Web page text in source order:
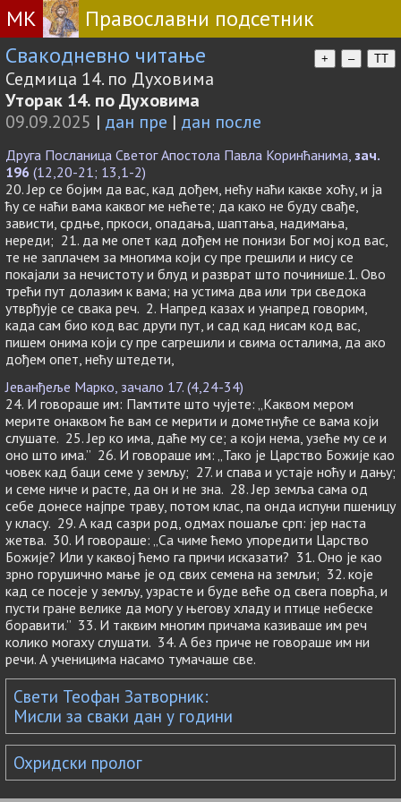
МК
Православни подсетник
Свакодневно читање
+ – TT
Седмица 14. по Духовима
Уторак 14. по Духовима
09.09.2025 | дан пре | дан после
Друга Посланица Светог Апостола Павла Коринћанима, зач.
196 (12,20-21; 13,1-2)
20. Јер се бојим да вас, кад дођем, нећу наћи какве хоћу, и ја
ћу се наћи вама каквог ме нећете; да како не буду свађе,
зависти, срдње, пркоси, опадања, шаптања, надимања,
нереди; 21. да ме опет кад дођем не понизи Бог мој код вас,
те не заплачем за многима који су пре грешили и нису се
покајали за нечистоту и блуд и разврат што починише.1. Ово
трећи пут долазим к вама; на устима два или три сведока
утврђује се свака реч. 2. Напред казах и унапред говорим,
када сам био код вас други пут, и сад кад нисам код вас,
пишем онима који су пре сагрешили и свима осталима, да ако
дођем опет, нећу штедети,
Јеванђеље Марко, зачало 17. (4,24-34)
24. И говораше им: Памтите што чујете: „Каквом мером
мерите онаквом ће вам се мерити и дометнуће се вама који
слушате. 25. Јер ко има, даће му се; а који нема, узеће му се и
оно што има.” 26. И говораше им: „Тако је Царство Божије као
човек кад баци семе у земљу; 27. и спава и устаје ноћу и дању;
и семе ниче и расте, да он и не зна. 28. Јер земља сама од
себе донесе најпре траву, потом клас, па онда испуни пшеницу
у класу. 29. А кад сазри род, одмах пошаље срп: јер наста
жетва. 30. И говораше: „Са чиме ћемо упоредити Царство
Божије? Или у каквој ћемо га причи исказати? 31. Оно је као
зрно горушично мање је од свих семена на земљи; 32. које
кад се посеје у земљу, узрасте и буде веће од свега поврћа, и
пусти гране велике да могу у његову хладу и птице небеске
боравити.” 33. И таквим многим причама казиваше им реч
колико могаху слушати. 34. А без приче не говораше им ни
речи. А ученицима насамо тумачаше све.
Свети Теофан Затворник:
Мисли за сваки дан у години
Охридски пролог